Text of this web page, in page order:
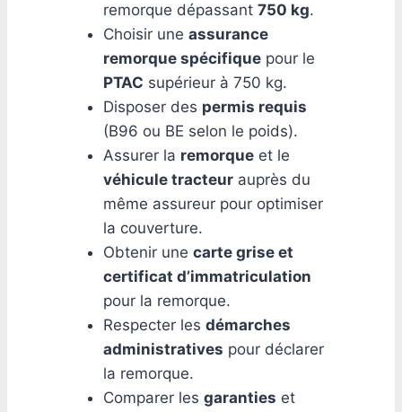
remorque dépassant 750 kg.
Choisir une assurance
remorque spécifique pour le
PTAC supérieur à 750 kg.
Disposer des permis requis
(B96 ou BE selon le poids).
Assurer la remorque et le
véhicule tracteur auprès du
même assureur pour optimiser
la couverture.
Obtenir une carte grise et
certificat d’immatriculation
pour la remorque.
Respecter les démarches
administratives pour déclarer
la remorque.
Comparer les garanties et